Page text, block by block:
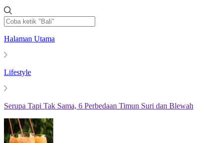
Halaman Utama
Lifestyle
Serupa Tapi Tak Sama, 6 Perbedaan Timun Suri dan Blewah